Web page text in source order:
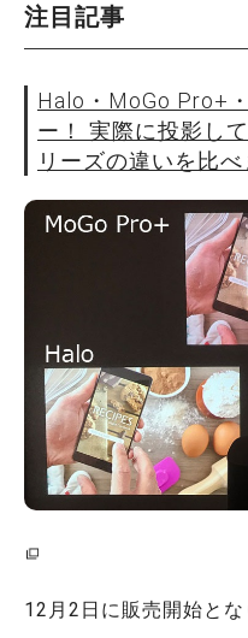
注目記事
Halo・MoGo Pro+
ー！ 実際に投影し
リーズの違いを比べ
12月2日に販売開始と